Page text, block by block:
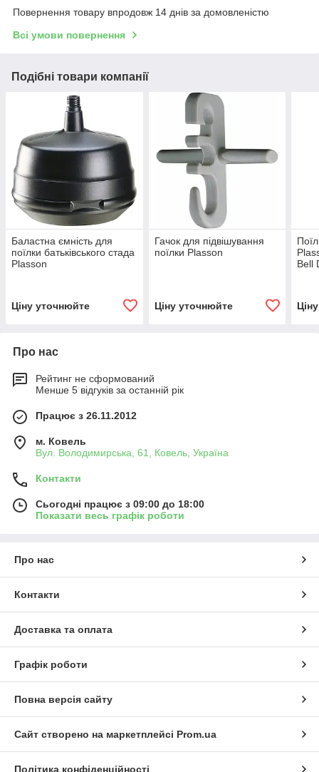
Повернення товару впродовж 14 днів за домовленістю
Всі умови повернення
Подібні товари компанії
Баластна ємність для
поїлки батьківського стада
Plasson
Ціну уточнюйте
Гачок для підвішування
поїлки Plasson
Ціну уточнюйте
Bell
Про нас
Рейтинг не сформований
Менше 5 відгуків за останній рік
Працює з 26.11.2012
м. Ковель
Вул. Володимирська, 61, Ковель, Україна
Контакти
Сьогодні працює з 09:00 до 18:00
Показати весь графік роботи
Про нас
Контакти
Доставка та оплата
Графік роботи
Повна версія сайту
Сайт створено на маркетплейсі Prom.ua
Політика конфіденційності